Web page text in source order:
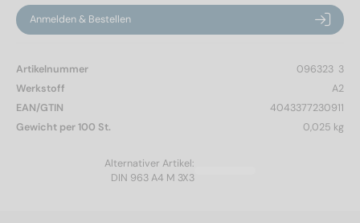
Anmelden & Bestellen
Artikelnummer
096323  3
Werkstoff
A2
EAN/GTIN
4043377230911
Gewicht per 100 St.
0,025 kg
Alternativer Artikel:
DIN 963 A4 M 3X3